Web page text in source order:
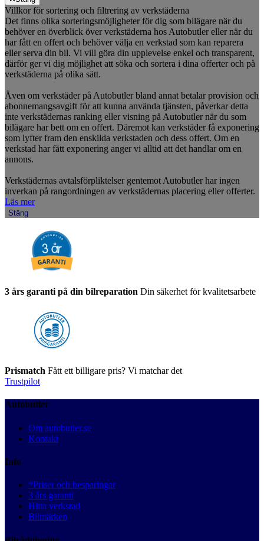
Villkor för sortering och filtrering av verkstäderna
Det finns olika sorteringsmöjligheter för dig som bilägare när du
behöver en överblick över verkstäderna hos Autobutler eller när du
har fått en offert och behöver välja en verkstad som kan reparera
eller serva din bil. Vi vill göra din upplevelse enkel och transparent,
därför ger vi dig möjlighet att söka och sortera i dina offerter och på
verkstäderna på olika sätt.
Även om verkstäder på Autobutler bland annat betalar provision och
abonnemangsavgift för att kunna använda tjänsten, påverkar detta
inte verkstädernas ranking eller visning på Autobutler när du som
bilägare har bett om en offert. Däremot kan verkstäder få exponering
som lyfter fram den enskilda verkstaden och dess offert. Om en
verkstad har fått exponering anger vi alltid att det handlar om en
annons.
Verkstädernas avtalsförpliktelser gentemot Autobutler har ingen
inverkan på rangordningen av verkstädernas placering eller offerter.
Läs mer
Stäng
3 års garanti på din bilreparation Din säkerhet för kvalitetsarbete
Prismatch Fått ett billigare pris? Vi matchar det
Trustpilot
Autobutler
Om autobutler.se
Kontakt
Info
*Priser och besparingar
3 års garanti
Hitta verkstad
Bilmärken